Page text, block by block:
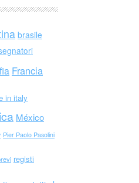
brasile
Francia
in italy
México
Pier Paolo Pasolini
registi